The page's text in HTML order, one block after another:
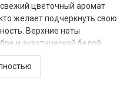
свежий цветочный аромат
желает подчеркнуть свою
Верхние ноты
и экзотической белой
что придает аромату
звучат жасмин,
дарят парфюму
гвоздики и сирени